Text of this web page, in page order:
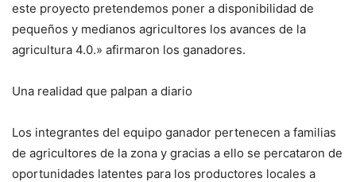
este proyecto pretendemos poner a disponibilidad de
pequeños y medianos agricultores los avances de la
agricultura 4.0.» afirmaron los ganadores.
Una realidad que palpan a diario
Los integrantes del equipo ganador pertenecen a familias
de agricultores de la zona y gracias a ello se percataron de
oportunidades latentes para los productores locales a